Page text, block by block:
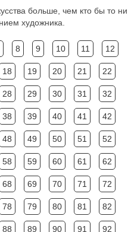
больше, чем кто бы то ни
художника.
8 9 10 11 12
18 19 20 21 22
28 29 30 31 32
38 39 40 41 42
48 49 50 51 52
58 59 60 61 62
68 69 70 71 72
78 79 80 81 82
88 89 90 91 92